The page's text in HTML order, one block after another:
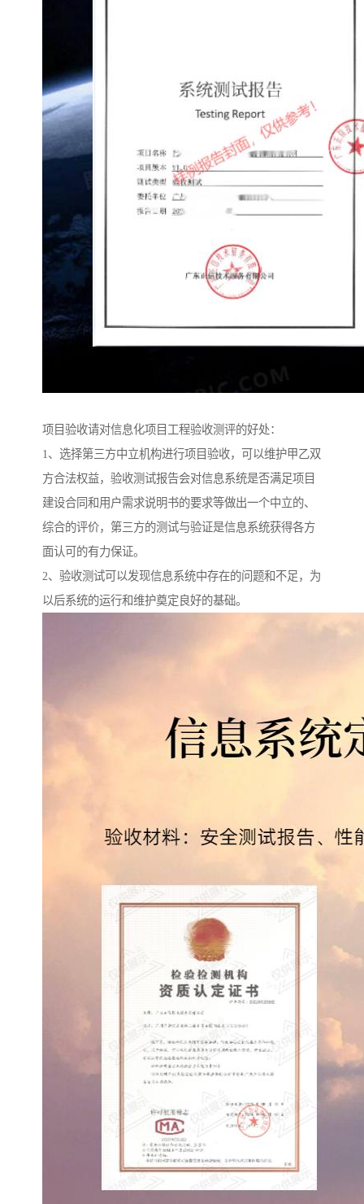
项目验收请对信息化项目工程验收测评的好处：
1、选择第三方中立机构进行项目验收，可以维护甲乙双
方合法权益，验收测试报告会对信息系统是否满足项目
建设合同和用户需求说明书的要求等做出一个中立的、
综合的评价，第三方的测试与验证是信息系统获得各方
面认可的有力保证。
2、验收测试可以发现信息系统中存在的问题和不足，为
以后系统的运行和维护奠定良好的基础。